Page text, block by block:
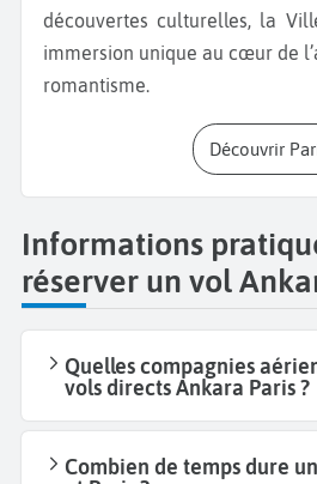
découvertes culturelles, la
immersion unique au cœur de
romantisme.
Découvrir
Informations
réserver un vol
Quelles compagnies
vols directs Ankara Paris ?
Combien de temps dure